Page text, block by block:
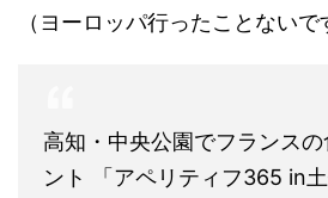
（ヨーロッパ行ったことないで
高知・中央公園でフランス
ント 「アペリティフ365 in土